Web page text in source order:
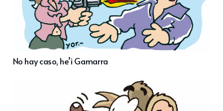
No hay caso, he’i Gamarra